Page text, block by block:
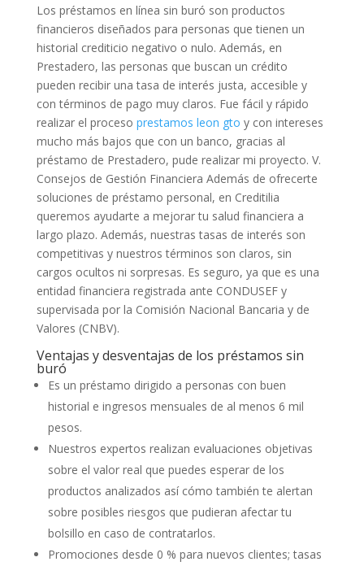
Los préstamos en línea sin buró son productos
financieros diseñados para personas que tienen un
historial crediticio negativo o nulo. Además, en
Prestadero, las personas que buscan un crédito
pueden recibir una tasa de interés justa, accesible y
con términos de pago muy claros. Fue fácil y rápido
realizar el proceso prestamos leon gto y con intereses
mucho más bajos que con un banco, gracias al
préstamo de Prestadero, pude realizar mi proyecto. V.
Consejos de Gestión Financiera Además de ofrecerte
soluciones de préstamo personal, en Creditilia
queremos ayudarte a mejorar tu salud financiera a
largo plazo. Además, nuestras tasas de interés son
competitivas y nuestros términos son claros, sin
cargos ocultos ni sorpresas. Es seguro, ya que es una
entidad financiera registrada ante CONDUSEF y
supervisada por la Comisión Nacional Bancaria y de
Valores (CNBV).
Ventajas y desventajas de los préstamos sin
buró
Es un préstamo dirigido a personas con buen
historial e ingresos mensuales de al menos 6 mil
pesos.
Nuestros expertos realizan evaluaciones objetivas
sobre el valor real que puedes esperar de los
productos analizados así cómo también te alertan
sobre posibles riesgos que pudieran afectar tu
bolsillo en caso de contratarlos.
Promociones desde 0 % para nuevos clientes; tasas